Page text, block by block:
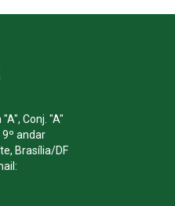
Conj. "A"
9º andar
Brasília/DF